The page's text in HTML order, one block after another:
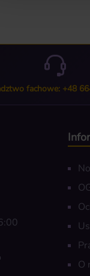
fachowe: +48
O